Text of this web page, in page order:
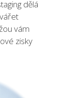
dělá
vám
zisky